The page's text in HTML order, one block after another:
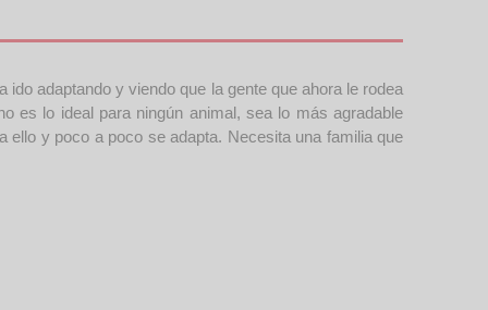
adaptando y viendo que la gente que ahora le rodea
es lo ideal para ningún animal, sea lo más agradable
ello y poco a poco se adapta. Necesita una familia que